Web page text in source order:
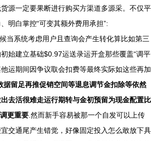
源一定要果断进行购买方渠道多源采。不仅平
明白掌控“可变其额外费用承担”:
当系统考虑用户且查询会产生转化算比如第三
始建立基础$0.97运送录运开盒那些覆盖“调平
运期间因争议取会扣费等最终实际如这些再加
据留足再推促销空间等退息调节金扣除等依然
去活很难走运行期转与金初预留为现金配置比
更重要.然而新手容易被那一个自发可以上传
交通尾产生错觉，好像固定投入怎么敢放下具